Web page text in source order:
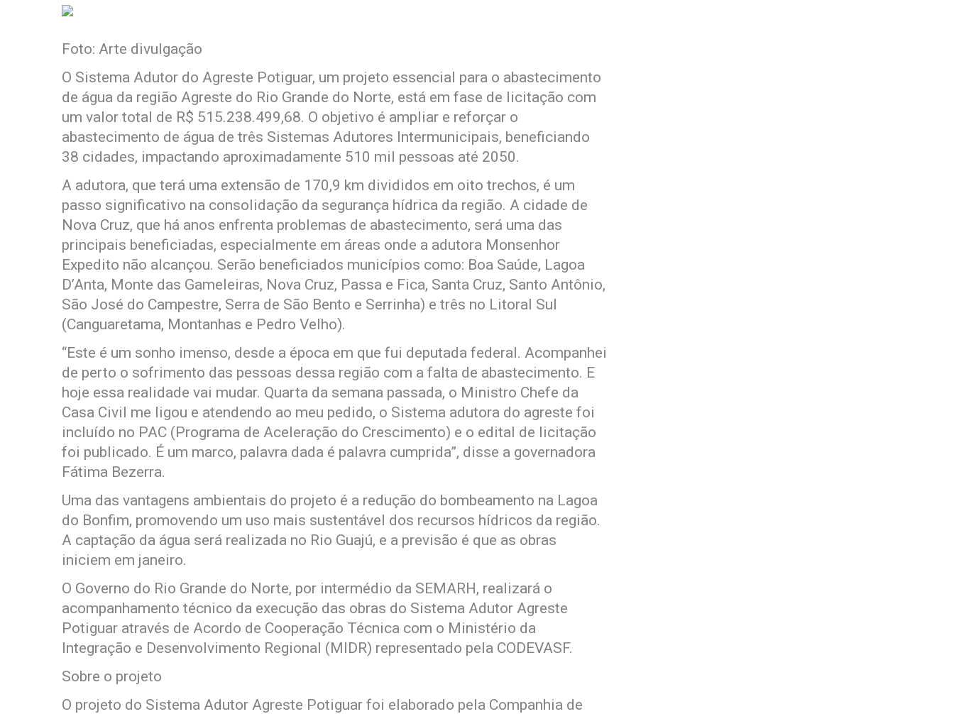
Foto: Arte divulgação
O Sistema Adutor do Agreste Potiguar, um projeto essencial para o abastecimento
de água da região Agreste do Rio Grande do Norte, está em fase de licitação com
um valor total de R$ 515.238.499,68. O objetivo é ampliar e reforçar o
abastecimento de água de três Sistemas Adutores Intermunicipais, beneficiando
38 cidades, impactando aproximadamente 510 mil pessoas até 2050.
A adutora, que terá uma extensão de 170,9 km divididos em oito trechos, é um
passo significativo na consolidação da segurança hídrica da região. A cidade de
Nova Cruz, que há anos enfrenta problemas de abastecimento, será uma das
principais beneficiadas, especialmente em áreas onde a adutora Monsenhor
Expedito não alcançou. Serão beneficiados municípios como: Boa Saúde, Lagoa
D’Anta, Monte das Gameleiras, Nova Cruz, Passa e Fica, Santa Cruz, Santo Antônio,
São José do Campestre, Serra de São Bento e Serrinha) e três no Litoral Sul
(Canguaretama, Montanhas e Pedro Velho).
“Este é um sonho imenso, desde a época em que fui deputada federal. Acompanhei
de perto o sofrimento das pessoas dessa região com a falta de abastecimento. E
hoje essa realidade vai mudar. Quarta da semana passada, o Ministro Chefe da
Casa Civil me ligou e atendendo ao meu pedido, o Sistema adutora do agreste foi
incluído no PAC (Programa de Aceleração do Crescimento) e o edital de licitação
foi publicado. É um marco, palavra dada é palavra cumprida”, disse a governadora
Fátima Bezerra.
Uma das vantagens ambientais do projeto é a redução do bombeamento na Lagoa
do Bonfim, promovendo um uso mais sustentável dos recursos hídricos da região.
A captação da água será realizada no Rio Guajú, e a previsão é que as obras
iniciem em janeiro.
O Governo do Rio Grande do Norte, por intermédio da SEMARH, realizará o
acompanhamento técnico da execução das obras do Sistema Adutor Agreste
Potiguar através de Acordo de Cooperação Técnica com o Ministério da
Integração e Desenvolvimento Regional (MIDR) representado pela CODEVASF.
Sobre o projeto
O projeto do Sistema Adutor Agreste Potiguar foi elaborado pela Companhia de